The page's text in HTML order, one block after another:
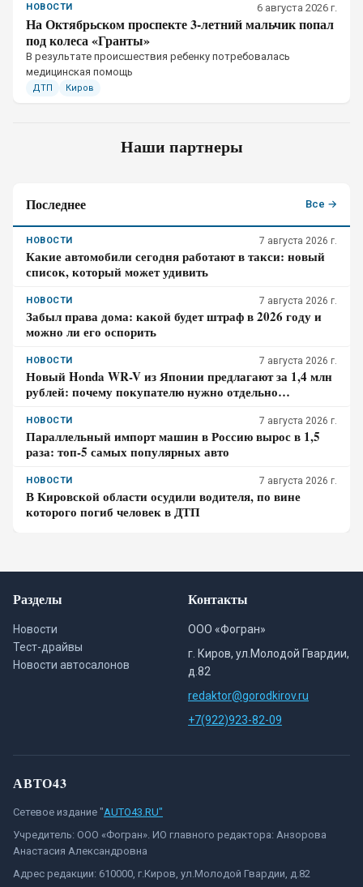
НОВОСТИ 6 августа 2026 г.
На Октябрьском проспекте 3-летний мальчик попал
под колеса «Гранты»
В результате происшествия ребенку потребовалась
медицинская помощь
ДТП Киров
Наши партнеры
Последнее Все →
НОВОСТИ 7 августа 2026 г.
Какие автомобили сегодня работают в такси: новый
список, который может удивить
НОВОСТИ 7 августа 2026 г.
Забыл права дома: какой будет штраф в 2026 году и
можно ли его оспорить
НОВОСТИ 7 августа 2026 г.
Новый Honda WR-V из Японии предлагают за 1,4 млн
рублей: почему покупателю нужно отдельно
НОВОСТИ 7 августа 2026 г.
Параллельный импорт машин в Россию вырос в 1,5
раза: топ-5 самых популярных авто
НОВОСТИ 7 августа 2026 г.
В Кировской области осудили водителя, по вине
которого погиб человек в ДТП
Разделы
Новости
Тест-драйвы
Новости автосалонов
Контакты
ООО «Фогран»
г. Киров, ул.Молодой Гвардии,
д.82
redaktor@gorodkirov.ru
+7(922)923-82-09
АВТО43
Сетевое издание "AUTO43.RU"
Учредитель: ООО «Фогран». ИО главного редактора: Анзорова
Анастасия Александровна
Адрес редакции: 610000, г.Киров, ул.Молодой Гвардии, д.82